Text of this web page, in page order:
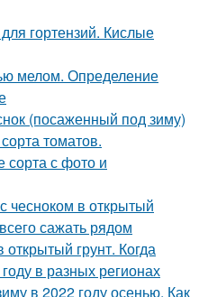
гортензий. Кислые
мелом. Определение
(посаженный под зиму)
томатов.
сорта с фото и
чесноком в открытый
сажать рядом
грунт. Когда
в разных регионах
в 2022 году осенью. Как